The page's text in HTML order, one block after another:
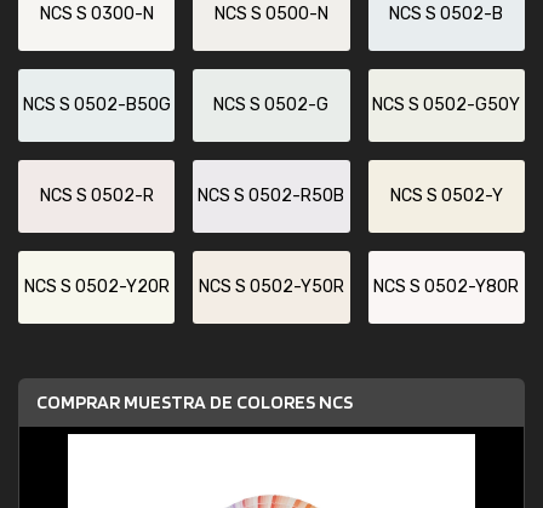
NCS S 0300-N NCS S 0500-N NCS S 0502-B
NCS S 0502-B50G NCS S 0502-G NCS S 0502-G50Y
NCS S 0502-R NCS S 0502-R50B NCS S 0502-Y
NCS S 0502-Y20R NCS S 0502-Y50R NCS S 0502-Y80R
COMPRAR MUESTRA DE COLORES NCS